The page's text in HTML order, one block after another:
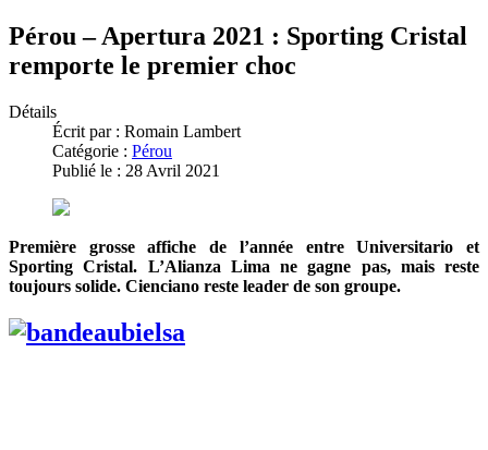
Pérou – Apertura 2021 : Sporting Cristal
remporte le premier choc
Détails
Écrit par : Romain Lambert
Catégorie : Pérou
Publié le : 28 Avril 2021
Première grosse affiche de l’année entre Universitario et
Sporting Cristal. L’Alianza Lima ne gagne pas, mais reste
toujours solide. Cienciano reste leader de son groupe.